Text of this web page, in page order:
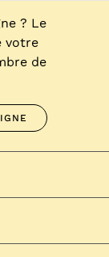
? Le
votre
de